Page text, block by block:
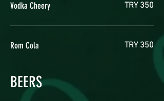
Vodka Cheery TRY 350
Rom Cola TRY 350
BEERS